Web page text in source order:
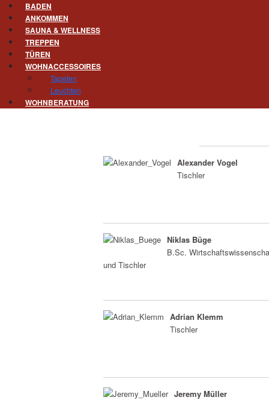
BADEN
ANKOMMEN
SAUNA & WELLNESS
TREPPEN
TÜREN
WOHNACCESSOIRES
Tapeten
Leuchten
WOHNBERATUNG
Alexander Vogel
Tischler
Niklas Büge
B.Sc.
und Tischler
Adrian Klemm
Tischler
Jeremy Müller